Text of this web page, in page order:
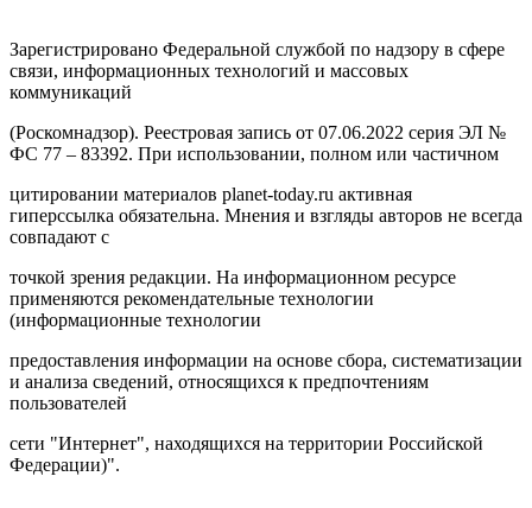
Зарегистрировано Федеральной службой по надзору в сфере
связи, информационных технологий и массовых
коммуникаций
(Роскомнадзор). Реестровая запись от 07.06.2022 серия ЭЛ №
ФС 77 – 83392. При использовании, полном или частичном
цитировании материалов planet-today.ru активная
гиперссылка обязательна. Мнения и взгляды авторов не всегда
совпадают с
точкой зрения редакции. На информационном ресурсе
применяются рекомендательные технологии
(информационные технологии
предоставления информации на основе сбора, систематизации
и анализа сведений, относящихся к предпочтениям
пользователей
сети "Интернет", находящихся на территории Российской
Федерации)".